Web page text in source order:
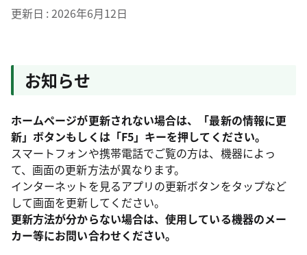
更新日 2026年6月12日
お知らせ
ホームページが更新されない場合は、「最新の情報に更
新」ボタンもしくは「F5」キーを押してください。
スマートフォンや携帯電話でご覧の方は、機器によっ
て、画面の更新方法が異なります。
インターネットを見るアプリの更新ボタンをタップなど
して画面を更新してください。
更新方法が分からない場合は、使用している機器のメー
カー等にお問い合わせください。